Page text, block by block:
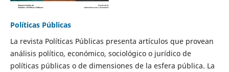
Políticas Públicas
La revista Políticas Públicas presenta artículos que provean
análisis político, económico, sociológico o jurídico de
políticas públicas o de dimensiones de la esfera pública. La